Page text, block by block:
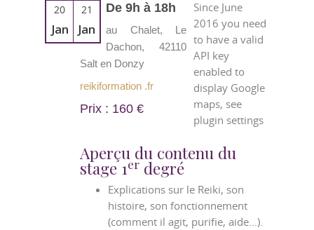
20
Jan
21
Jan
Since June
2016 you need
to have a valid
API key
enabled to
display Google
maps, see
plugin settings
De 9h à 18h
au Chalet, Le
Dachon, 42110
Salt en Donzy
reikiformation .fr
Prix : 160 €
Aperçu du contenu du
stage 1er degré
Explications sur le Reiki, son
histoire, son fonctionnement
(comment il agit, purifie, aide…).